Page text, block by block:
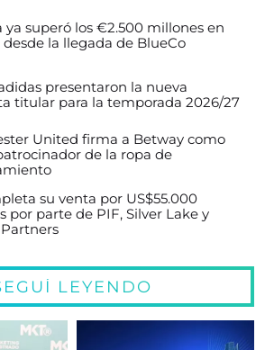
ya superó los €2.500 millones en
desde la llegada de BlueCo
presentaron la nueva
titular para la temporada 2026/27
United firma a Betway como
de la ropa de
su venta por US$55.000
por parte de PIF, Silver Lake y
LEYENDO